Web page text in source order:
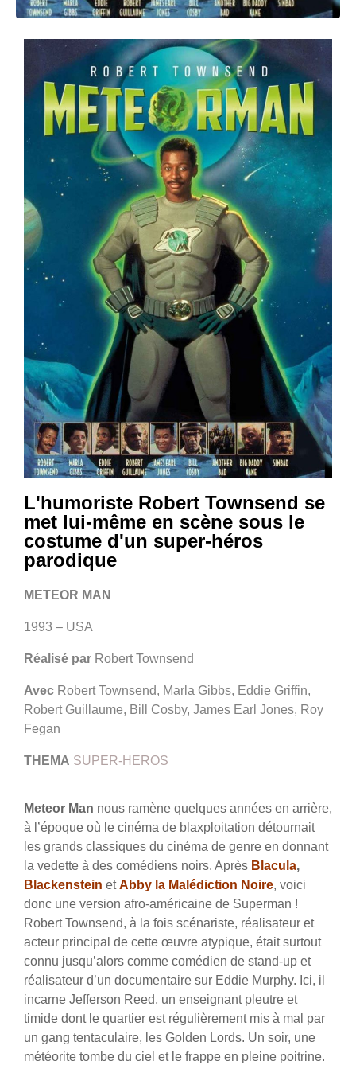
L'humoriste Robert Townsend se
met lui-même en scène sous le
costume d'un super-héros
parodique
METEOR MAN
1993 – USA
Réalisé par Robert Townsend
Avec Robert Townsend, Marla Gibbs, Eddie Griffin,
Robert Guillaume, Bill Cosby, James Earl Jones, Roy
Fegan
THEMA SUPER-HEROS
Meteor Man nous ramène quelques années en arrière,
à l’époque où le cinéma de blaxploitation détournait
les grands classiques du cinéma de genre en donnant
la vedette à des comédiens noirs. Après Blacula,
Blackenstein etAbby la Malédiction Noire, voici
donc une version afro-américaine de Superman !
Robert Townsend, à la fois scénariste, réalisateur et
acteur principal de cette œuvre atypique, était surtout
connu jusqu’alors comme comédien de stand-up et
réalisateur d’un documentaire sur Eddie Murphy. Ici, il
incarne Jefferson Reed, un enseignant pleutre et
timide dont le quartier est régulièrement mis à mal par
un gang tentaculaire, les Golden Lords. Un soir, une
météorite tombe du ciel et le frappe en pleine poitrine.